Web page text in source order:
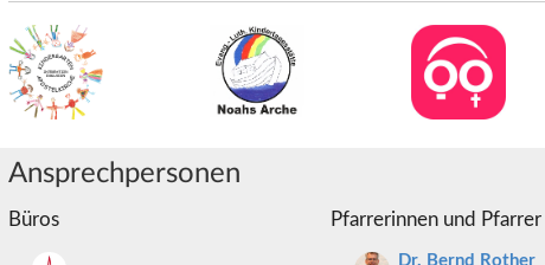
Ansprechpersonen
Büros Pfarrerinnen und Pfarrer
Dr. Bernd Rother